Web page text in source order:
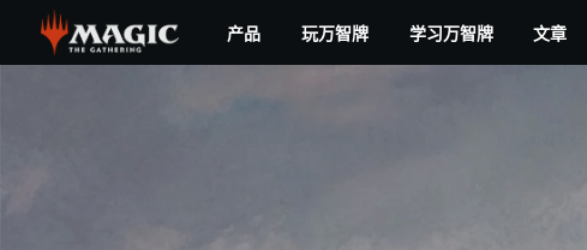
main
产品 玩万智牌 学习万智牌 文章